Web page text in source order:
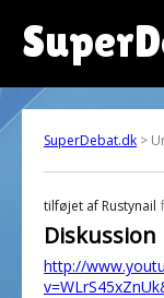
SuperDebat.dk >
tilføjet af Rustynail
http://